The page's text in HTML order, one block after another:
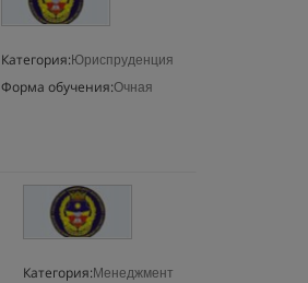
Категория: Юриспруденция
Форма обучения:Очная
Категория: Менеджмент